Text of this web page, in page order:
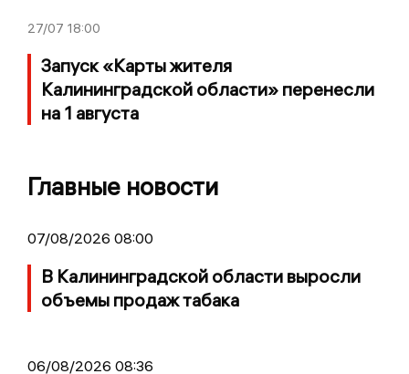
27/07 18:00
Запуск «Карты жителя
Калининградской области» перенесли
на 1 августа
Главные новости
07/08/2026 08:00
В Калининградской области выросли
объемы продаж табака
06/08/2026 08:36